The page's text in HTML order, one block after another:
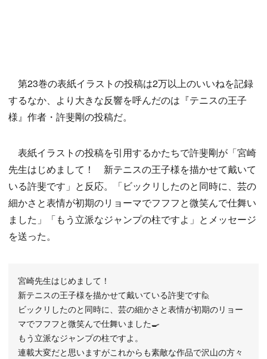
第23巻の表紙イラストの投稿は2万以上のいいねを記録
するなか、より大きな反響を呼んだのは『テニスの王子
様』作者・許斐剛の投稿だ。
表紙イラストの投稿を引用するかたちで許斐剛が「宮崎
先生はじめまして！ 新テニスの王子様を描かせて戴いて
いる許斐です」と反応。「ビックリしたのと同時に、芸の
細かさと表情が初期のリョーマでフフフと微笑んで仕舞い
ました」「もう立派なジャンプの柱ですよ」とメッセージ
を送った。
宮崎先生はじめまして！
新テニスの王子様を描かせて戴いている許斐です🙋
ビックリしたのと同時に、芸の細かさと表情が初期のリョー
マでフフフと微笑んで仕舞いました🍳
もう立派なジャンプの柱ですよ。
連載大変だと思いますがこれからも素敵な作品で沢山の方々